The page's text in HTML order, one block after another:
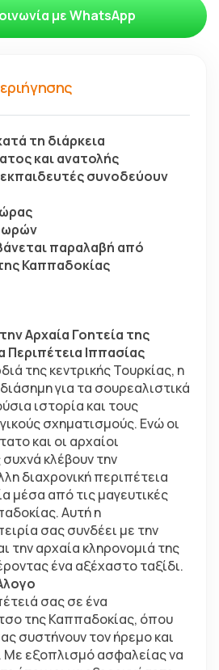
τη διάρκεια
και ανατολής
συνοδεύουν
ωρών
παραλαβή από
Καππαδοκίας
Αρχαία Γοητεία της
Ιππασίας
της κεντρικής Τουρκίας, η
για τα σουρεαλιστικά
ιστορία και τους
σχηματισμούς. Ενώ οι
και οι αρχαίοι
κλέβουν την
διαχρονική περιπέτεια
μέσα από τις μαγευτικές
Αυτή η
σας συνδέει με την
την αρχαία κληρονομιά της
ένα αξέχαστο ταξίδι.
σας σε ένα
της Καππαδοκίας, όπου
συστήνουν τον ήρεμο και
Με εξοπλισμό ασφαλείας να
με WhatsApp